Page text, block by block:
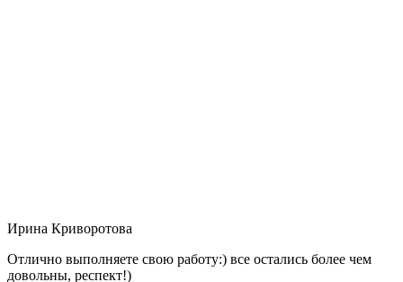
Ирина Криворотова
Отлично выполняете свою работу:) все остались более чем
довольны, респект!)